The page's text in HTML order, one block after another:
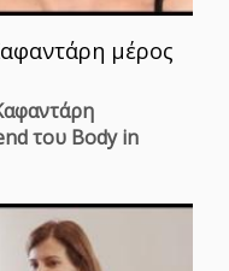
μέρος
του Body in